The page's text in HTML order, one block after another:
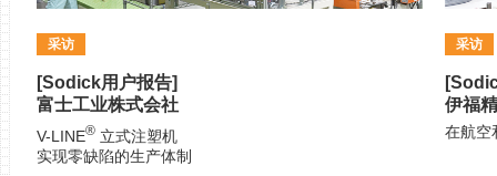
采访
[Sodick用户报告]
富士工业株式会社
V-LINE® 立式注塑机
实现零缺陷的生产体制
采访
伊福
在航空